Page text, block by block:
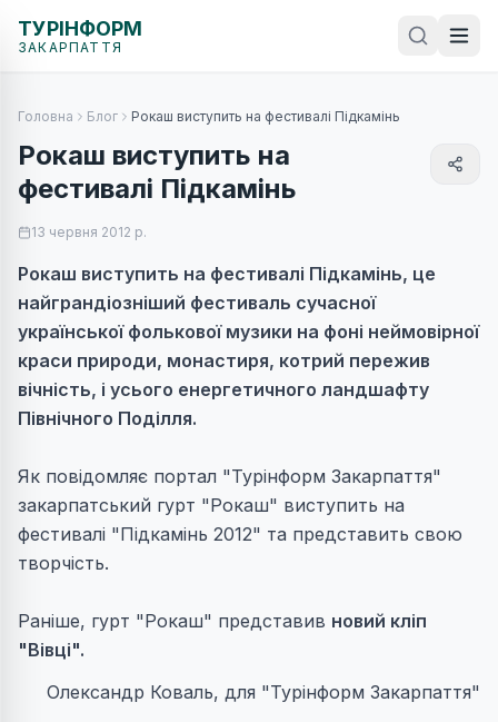
ТУРІНФОРМ
ЗАКАРПАТТЯ
Головна Блог Рокаш виступить на фестивалі Підкамінь
Рокаш виступить на
фестивалі Підкамінь
13 червня 2012 р.
Рокаш виступить на фестивалі Підкамінь, це
найграндіозніший фестиваль сучасної
української фолькової музики на фоні неймовірної
краси природи, монастиря, котрий пережив
вічність, і усього енергетичного ландшафту
Північного Поділля.
Як повідомляє портал "Турінформ Закарпаття"
закарпатський гурт "Рокаш" виступить на
фестивалі "Підкамінь 2012" та представить свою
творчість.
Раніше, гурт "Рокаш" представив новий кліп
"Вівці".
Олександр Коваль, для "Турінформ Закарпаття"